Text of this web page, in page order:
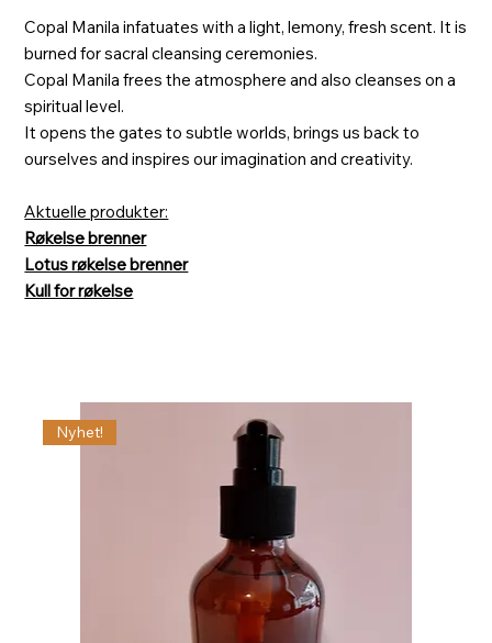
Copal Manila infatuates with a light, lemony, fresh scent. It is
burned for sacral cleansing ceremonies.
Copal Manila frees the atmosphere and also cleanses on a
spiritual level.
It opens the gates to subtle worlds, brings us back to
ourselves and inspires our imagination and creativity.
Aktuelle produkter:
Røkelse brenner
Lotus røkelse brenner
Kull for røkelse
Nyhet!